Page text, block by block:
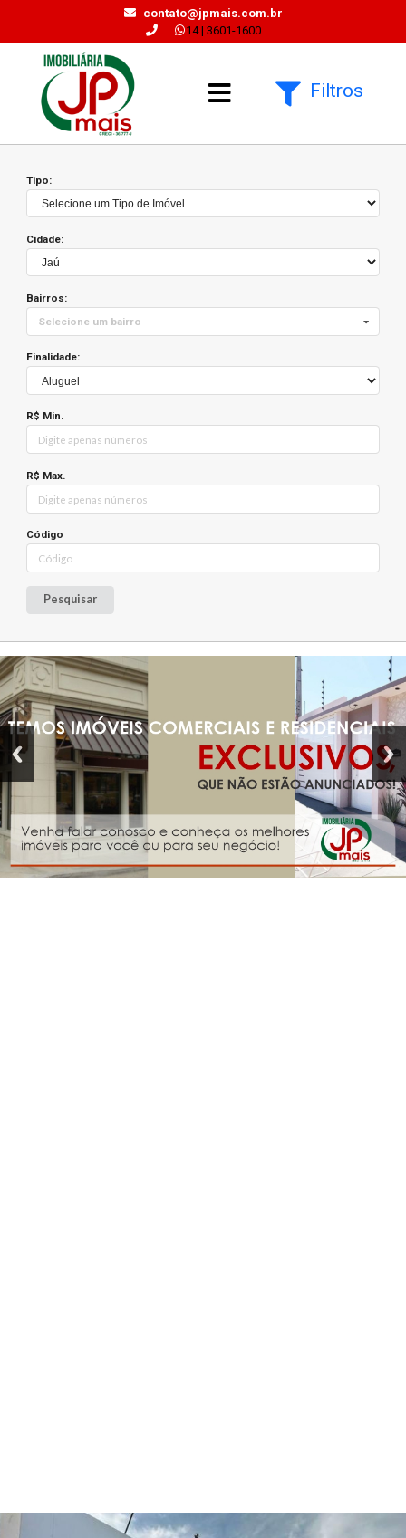
contato@jpmais.com.br
14 | 3601-1600
Filtros
Tipo:
Cidade:
Bairros:
Selecione um bairro
Finalidade:
R$ Min.
R$ Max.
Código
Pesquisar